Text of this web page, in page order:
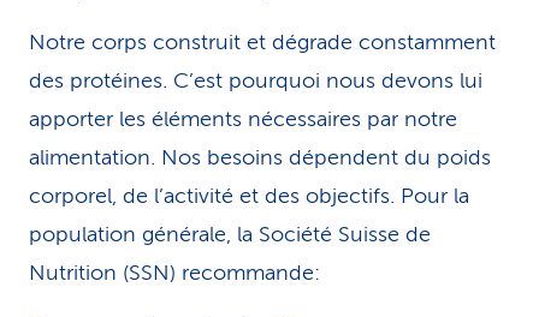
Notre corps construit et dégrade constamment
des protéines. C’est pourquoi nous devons lui
apporter les éléments nécessaires par notre
alimentation. Nos besoins dépendent du poids
corporel, de l’activité et des objectifs. Pour la
population générale, la Société Suisse de
Nutrition (SSN) recommande: